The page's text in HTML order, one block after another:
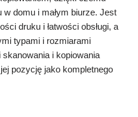
domu i małym biurze. Jest
druku i łatwości obsługi, a
typami i rozmiarami
i kopiowania
pozycję jako kompletnego